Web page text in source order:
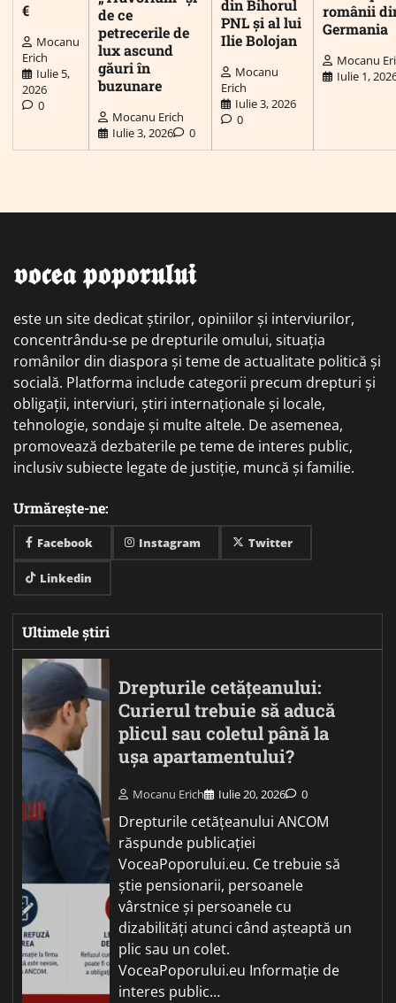
€
Mocanu
Erich
Iulie 5,
2026
0
de ce
petrecerile de
lux ascund
găuri în
buzunare
Mocanu Erich
Iulie 3, 2026
0
din Bihorul
PNL și al lui
Ilie Bolojan
Mocanu
Erich
Iulie 3, 2026
0
românii
Germania
Mocanu
Iulie 1,
𝖛𝖔𝖈𝖊𝖆 𝖕𝖔𝖕𝖔𝖗𝖚𝖑𝖚𝖎
este un site dedicat știrilor, opiniilor și interviurilor,
concentrându-se pe drepturile omului, situația
românilor din diaspora și teme de actualitate politică și
socială. Platforma include categorii precum drepturi și
obligații, interviuri, știri internaționale și locale,
tehnologie, sondaje și multe altele. De asemenea,
promovează dezbaterile pe teme de interes public,
inclusiv subiecte legate de justiție, muncă și familie.
Urmărește-ne:
Facebook Instagram Twitter
Linkedin
Ultimele știri
Drepturile cetățeanului:
Curierul trebuie să aducă
plicul sau coletul până la
ușa apartamentului?
Mocanu Erich Iulie 20, 2026 0
Drepturile cetățeanului ANCOM
răspunde publicației
VoceaPoporului.eu. Ce trebuie să
știe pensionarii, persoanele
vârstnice și persoanele cu
dizabilități atunci când așteaptă un
plic sau un colet.
VoceaPoporului.eu Informație de
interes public…